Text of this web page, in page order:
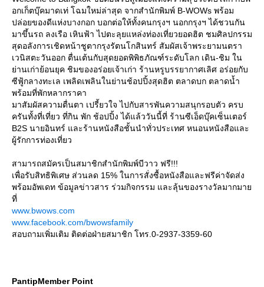
อกเก็ตบุ๊คมาดเท่ โฉมใหม่ล่าสุด จากสำนักพิมพ์ B-WOWs พร้อม
ปล่อยของดีแห่งบางกอก บอกต่อให้ทั้งคนกรุงฯ นอกกรุงฯ ได้ชวนกัน
มาขึ้นรถ ลงเรือ เหินฟ้า ไปตะลุยแหล่งท่องเที่ยวยอดฮิต ชมศิลปกรรม
สุดอลังการเชิดหน้าชูตากรุงรัตนโกสินทร์ สัมผัสเจ้าพระยามนตรา
เวนิสตะวันออก ตื่นเต้นกับสุดยอดพิพิธภัณฑ์ระดับโลก เดิน-ชิม ใน
่านเก่าย้อนยุค ชิมของอร่อยเจ้าเก่า ร้านหรูบรรยากาศเลิศ อร่อยกับ
ซีฟู้กลางทะเล เพลิดเพลินในย่านช้อปปิ้งสุดฮิต ตลาดบก ตลาดน้ำ
พร้อมที่พักหลากราคา
มาสัมผัสความตื่นตา เปรี้ยวใจ ไปกับสารพันความสนุกรอบตัว ครบ
ครันทั้งที่เที่ยว ที่กิน พัก ช้อปปิ้ง ได้แล้ววันนี้ที่ ร้านซีเอ็ดบุ๊คเซ็นเตอร์
B2S นายอินทร์ และร้านหนังสือชั้นนำทั่วประเทศ หนอนหนังสือและ
ผู้รักการท่องเที่ยว
สามารถสมัครเป็นสมาชิกสำนักพิมพ์บีวาว ฟรี!!!
เพื่อรับสิทธิพิเศษ ส่วนลด 15% ในการสั่งซื้อหนังสือและฟรีค่าจัดส่ง
พร้อมอัพเดท ข้อมูลข่าวสาร ร่วมกิจกรรม และลุ้นของรางวัลมากมา
ที่
www.bwows.com
www.facebook.com/bwowsfamily
สอบถามเพิ่มเติม ติดต่อฝ่ายสมาชิก โทร.0-2937-3359-60
PantipMember Point